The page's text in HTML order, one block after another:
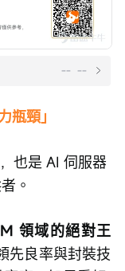
-- --
瓶頸」
也是 AI 伺服器
。
領域的絕對王
先良率與封裝技